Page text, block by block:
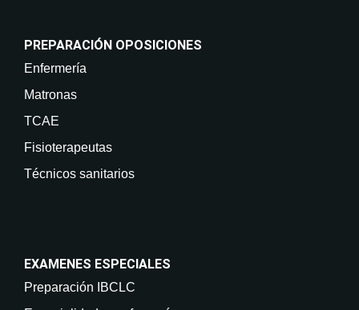
PREPARACIÓN OPOSICIONES
Enfermería
Matronas
TCAE
Fisioterapeutas
Técnicos sanitarios
EXAMENES ESPECIALES
Preparación IBCLC